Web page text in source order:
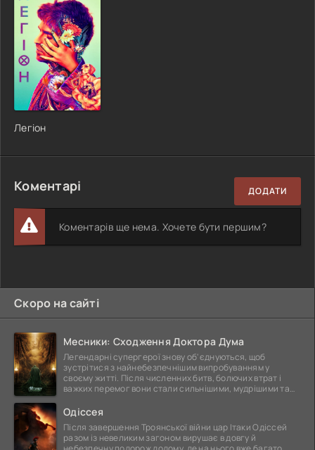
Легіон
Коментарі ДОДАТИ
Коментарів ще нема. Хочете бути першим?
Скоро на сайті
Месники: Сходження Доктора Дума
Легендарні супергерої знову об'єднуються, щоб
зустрітися з найнебезпечнішим випробуванням у
своєму житті. Після численних битв, болючих втрат і
важких перемог вони стали сильнішими, мудрішими та
Одіссея
Після завершення Троянської війни цар Ітаки Одіссей
разом із невеликим загоном вирушає в довгу й